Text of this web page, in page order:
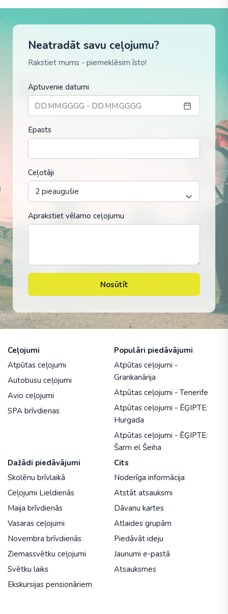
Neatradāt savu ceļojumu?
Rakstiet mums - piemeklēsim īsto!
Aptuvenie datumi
Epasts
Ceļotāji
Aprakstiet vēlamo ceļojumu
Nosūtīt
Ceļojumi
Atpūtas ceļojumi
Autobusu ceļojumi
Avio ceļojumi
SPA brīvdienas
Populāri piedāvājumi
Atpūtas ceļojumi -
Grankanārija
Atpūtas ceļojumi - Tenerife
Atpūtas ceļojumi - ĒĢIPTE:
Hurgada
Atpūtas ceļojumi - ĒĢIPTE:
Šarm el Šeiha
Dažādi piedāvājumi
Skolēnu brīvlaikā
Ceļojumi Lieldienās
Maija brīvdienās
Vasaras ceļojumi
Novembra brīvdienās
Ziemassvētku ceļojumi
Svētku laiks
Ekskursijas pensionāriem
Cits
Noderīga informācija
Atstāt atsauksmi
Dāvanu kartes
Atlaides grupām
Piedāvāt ideju
Jaunumi e-pastā
Atsauksmes